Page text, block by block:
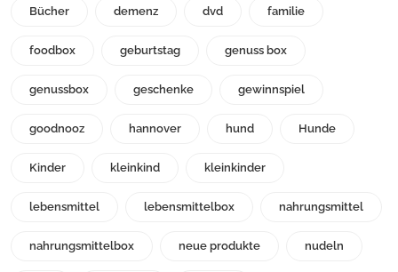
Bücher demenz dvd familie
foodbox geburtstag genuss box
genussbox geschenke gewinnspiel
goodnooz hannover hund Hunde
Kinder kleinkind kleinkinder
lebensmittel lebensmittelbox nahrungsmittel
nahrungsmittelbox neue produkte nudeln